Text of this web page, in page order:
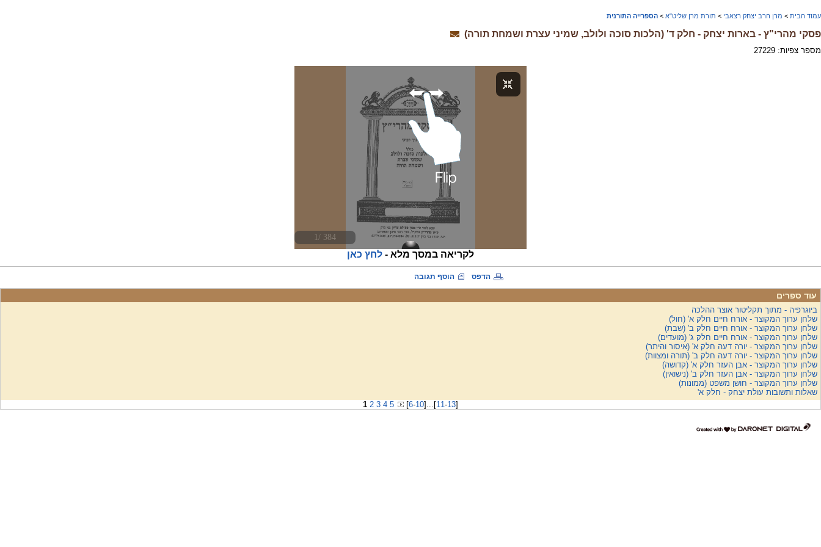
עמוד הבית > מרן הרב יצחק רצאבי > תורת מרן שליט"א > הספרייה התורנית
פסקי מהרי"ץ - בארות יצחק - חלק ד' (הלכות סוכה ולולב, שמיני עצרת ושמחת תורה)
מספר צפיות: 27229
לקריאה במסך מלא - לחץ כאן
הדפס הוסף תגובה
עוד ספרים
ביוגרפיה - מתוך תקליטור אוצר ההלכה
שלחן ערוך המקוצר - אורח חיים חלק א' (חול)
שלחן ערוך המקוצר - אורח חיים חלק ב' (שבת)
שלחן ערוך המקוצר - אורח חיים חלק ג' (מועדים)
שלחן ערוך המקוצר - יורה דעה חלק א' (איסור והיתר)
שלחן ערוך המקוצר - יורה דעה חלק ב' (תורה ומצוות)
שלחן ערוך המקוצר - אבן העזר חלק א' (קדושה)
שלחן ערוך המקוצר - אבן העזר חלק ב' (נישואין)
שלחן ערוך המקוצר - חושן משפט (ממונות)
שאלות ותשובות עולת יצחק - חלק א'
1 2 3 4 5 [6-10] ... [11-13]
דרונט